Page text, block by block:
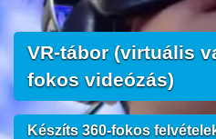
VR-tábor (virtuális
fokos videózás)
Készíts 360-fokos